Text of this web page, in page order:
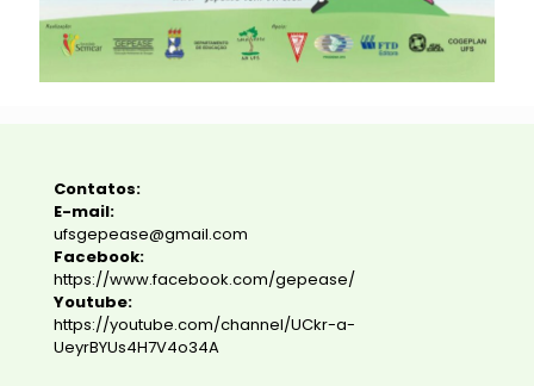
Contatos:
E-mail:
ufsgepease@gmail.com
Facebook:
https://www.facebook.com/gepease/
Youtube:
https://youtube.com/channel/UCkr-a-
UeyrBYUs4H7V4o34A